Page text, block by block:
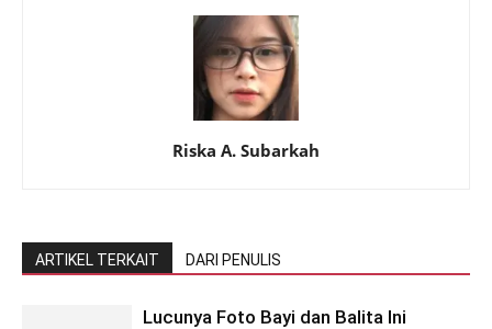
Riska A. Subarkah
ARTIKEL TERKAIT DARI PENULIS
Lucunya Foto Bayi dan Balita Ini